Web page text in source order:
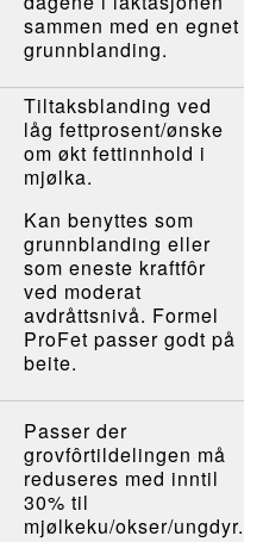
sammen med en egnet
grunnblanding.
Tiltaksblanding ved
låg fettprosent/ønske
om økt fettinnhold i
mjølka.
Kan benyttes som
grunnblanding eller
som eneste kraftfôr
ved moderat
avdråttsnivå. Formel
ProFet passer godt på
beite.
Passer der
grovfôrtildelingen må
reduseres med inntil
30% til
mjølkeku/okser/ungdyr.